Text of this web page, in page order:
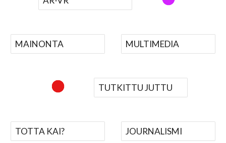
MAINONTA MULTIMEDIA
TUTKITTU JUTTU
TOTTA KAI? JOURNALISMI